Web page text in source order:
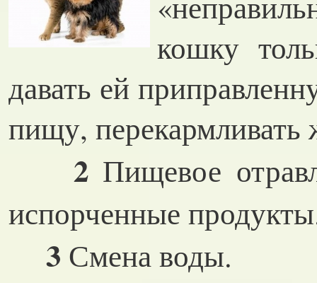
кошку
давать ей
пищу, перекармливать
2Пищевое
испорченные
3 Смена воды.